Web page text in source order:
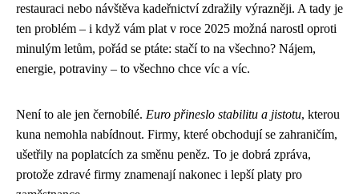
restauraci nebo návštěva kadeřnictví zdražily výrazněji. A tady je
ten problém – i když vám plat v roce 2025 možná narostl oproti
minulým letům, pořád se ptáte: stačí to na všechno? Nájem,
energie, potraviny – to všechno chce víc a víc.
Není to ale jen černobílé. Euro přineslo stabilitu a jistotu, kterou
kuna nemohla nabídnout. Firmy, které obchodují se zahraničím,
ušetřily na poplatcích za směnu peněz. To je dobrá zpráva,
protože zdravé firmy znamenají nakonec i lepší platy pro